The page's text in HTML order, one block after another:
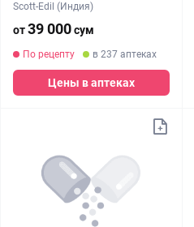
Scott-Edil (Индия)
от39 000сум
По рецепту в 237 аптеках
Цены в аптеках